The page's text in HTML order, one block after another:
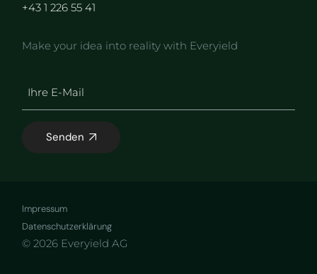
+43 1 226 55 41
Make your idea into reality with Everyield
Senden
Impressum
Datenschutzerklärung
© 2026 Everyield AG